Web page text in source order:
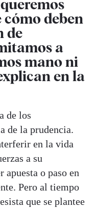
deben
de
a
mano ni
en la
de los
de la prudencia.
en la vida
a su
apuesta o paso en
Pero al tiempo
que se plantee